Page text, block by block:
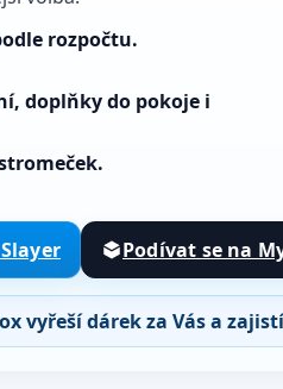
rozpočtu.
doplňky do pokoje i
Podívat se na
vyřeší dárek za Vás a zajistí